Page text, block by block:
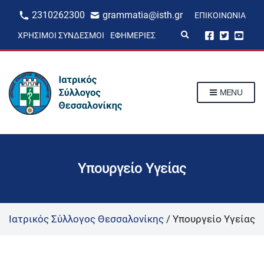
2310262300 grammatia@isth.gr ΕΠΙΚΟΙΝΩΝΊΑ
ΧΡΉΣΙΜΟΙ ΣΎΝΔΕΣΜΟΙ ΕΦΗΜΕΡΊΕΣ
p
MENU
Υπουργείο Υγείας
Ιατρικός Σύλλογος Θεσσαλονίκης / Υπουργείο Υγείας